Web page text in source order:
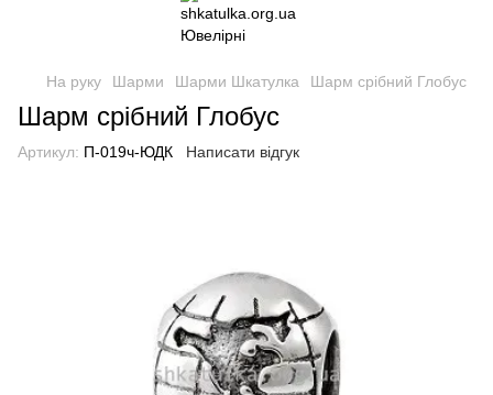
На руку Шарми Шарми Шкатулка Шарм срібний Глобус
Шарм срібний Глобус
Артикул: П-019ч-ЮДК Написати відгук